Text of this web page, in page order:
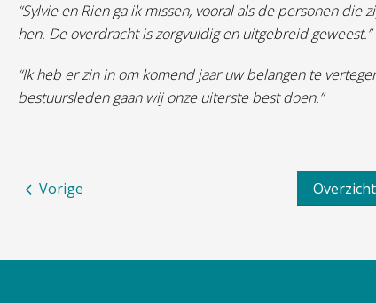
“Sylvie en Rien ga ik missen, vooral als de personen
hen. De overdracht is zorgvuldig en uitgebreid geweest.”
“Ik heb er zin in om komend jaar uw belangen te
bestuursleden gaan wij onze uiterste best doen.”
Overzicht
Vorige